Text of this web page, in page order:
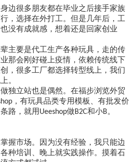
边很多朋友都在毕业之后接手家族
，选择在外打工。但是几年后，工
没有成就感，想着还是回家创业
主要是代工生产各种玩具，走的传
那会刚好碰上疫情，依赖传统线下
，很多工厂都选择转型线上，我们
。
独立站也是偶然。在福步浏览外贸
，有玩具品类专用模板、有批发价
路，就用 Ueeshop做B2C和小B。
握市场。因为没有经验，我只能边
种培训、晚上就实践操作。摸着石